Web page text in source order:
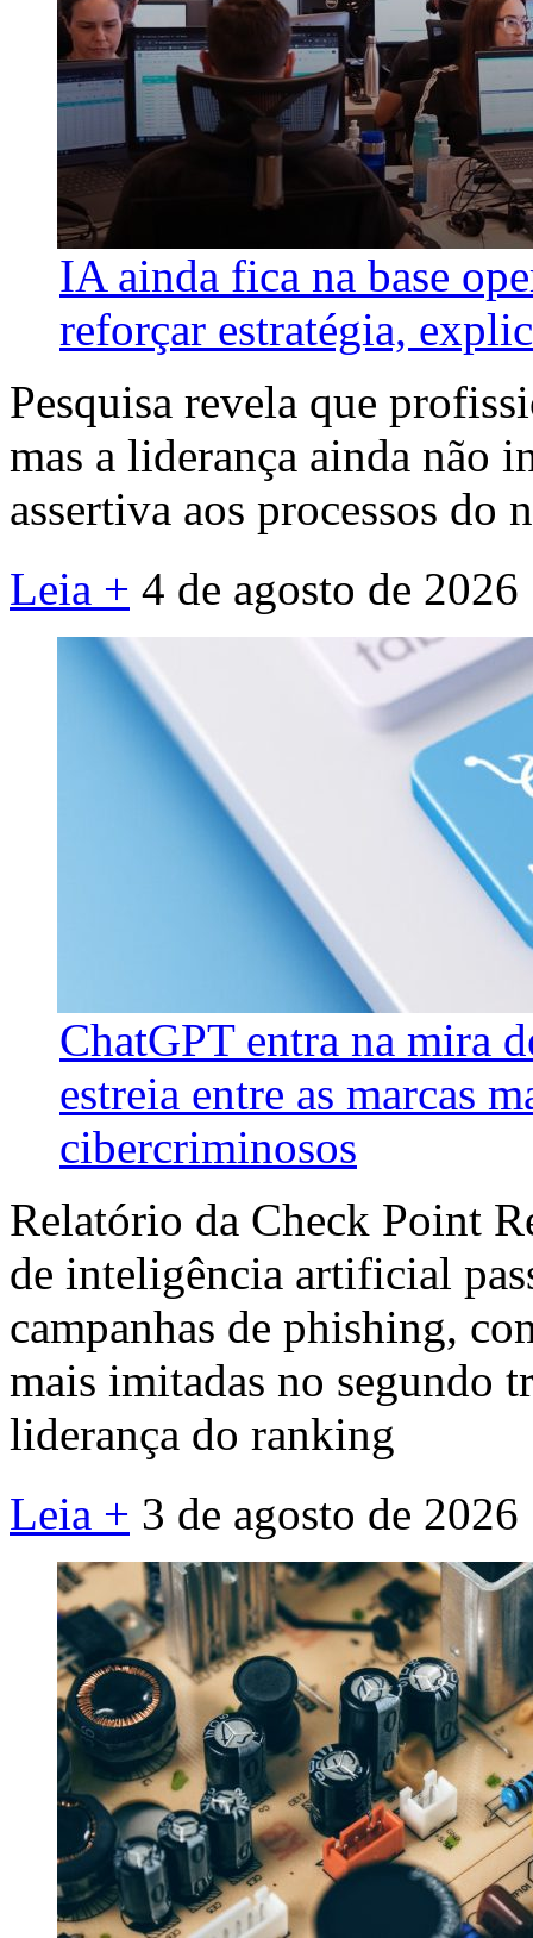
IA ainda fica na base
reforçar estratégia,
Pesquisa revela que
mas a liderança ainda não
assertiva aos processos do
Leia + 4 de agosto de 2026
ChatGPT entra na mira
estreia entre as marcas
cibercriminosos
Relatório da Check Point
de inteligência artificial
campanhas de phishing,
mais imitadas no segundo
liderança do ranking
Leia + 3 de agosto de 2026